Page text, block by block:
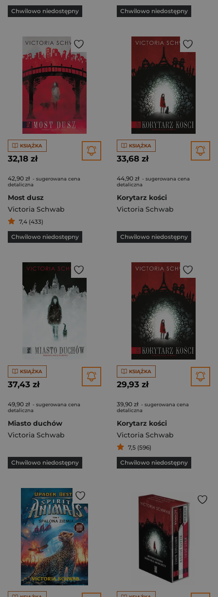
Chwilowo niedostępny Chwilowo niedostępny
KSIĄŻKA
32,18 zł
42,90 zł - sugerowana cena
detaliczna
Most dusz
Victoria Schwab
7,4 (433)
Chwilowo niedostępny
KSIĄŻKA
33,68 zł
44,90 zł - sugerowana cena
detaliczna
Korytarz kości
Victoria Schwab
Chwilowo niedostępny
KSIĄŻKA
37,43 zł
49,90 zł - sugerowana cena
detaliczna
Miasto duchów
Victoria Schwab
Chwilowo niedostępny
KSIĄŻKA
29,93 zł
39,90 zł - sugerowana cena
detaliczna
Korytarz kości
Victoria Schwab
7,5 (596)
Chwilowo niedostępny